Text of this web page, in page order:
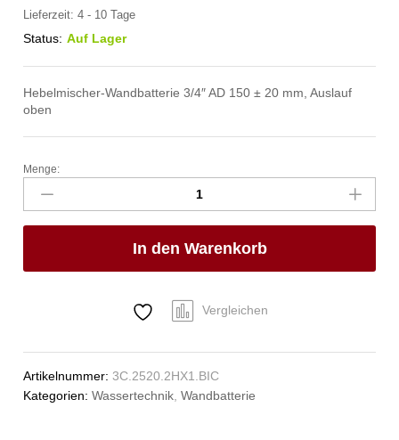
Lieferzeit:4 - 10 Tage
Status: Auf Lager
Hebelmischer-Wandbatterie 3/4″ AD 150 ± 20 mm, Auslauf
oben
master
Wandbatterie
1/2"
Anzahl
Menge:
In den Warenkorb
Vergleichen
Artikelnummer:3C.2520.2HX1.BIC
Kategorien:Wassertechnik,Wandbatterie